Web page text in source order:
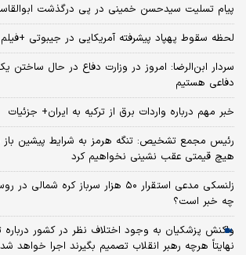
پیام تسلیت سیدحسن خمینی در پی درگذشت
لحظه سقوط پهپاد پیشرفته آمریکایی در جیبوتی +فیلم
سردار ابن‌الرضا: امروز در وزارت دفاع در حال ساختن
دفاعی هستیم
خبر مهم درباره واردات برق از ترکیه به ایران+ جزئیات
رئیس مجمع تشخیص: تنگه هرمز به شرایط پیشین
هیچ قیمتی عقب نشینی نخواهیم کرد
زلنسکی مدعی استقرار ۵۰ هزار سرباز
چه خبر است؟
واکنش پزشکیان به وجود اختلاف نظر در کشور درباره
نهایتاً هرچه رهبر انقلاب تصمیم بگیرند اجرا خواهد